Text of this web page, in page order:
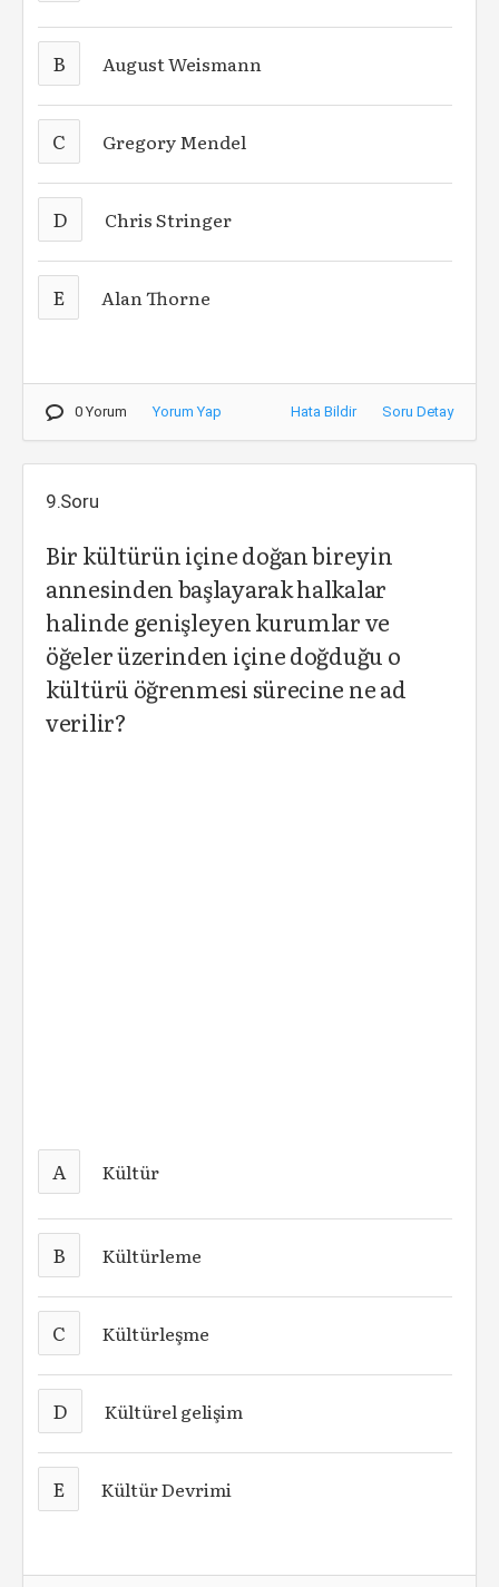
B August Weismann
C Gregory Mendel
D Chris Stringer
E Alan Thorne
0 Yorum Yorum Yap Hata Bildir Soru Detay
9.Soru
Bir kültürün içine doğan bireyin
annesinden başlayarak halkalar
halinde genişleyen kurumlar ve
öğeler üzerinden içine doğduğu o
kültürü öğrenmesi sürecine ne ad
verilir?
A Kültür
B Kültürleme
C Kültürleşme
D Kültürel gelişim
E Kültür Devrimi